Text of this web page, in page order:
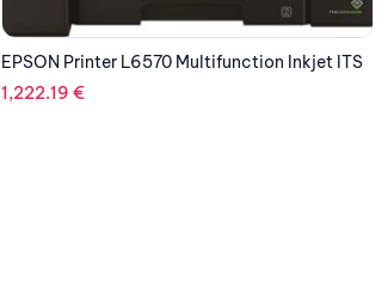
KYOCERA Printer M8124CIDN Multifuction
Color Laser A3